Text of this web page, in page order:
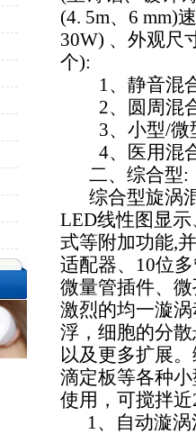
(4. 5m、 6 mm)
30W) 、外观尺
个):
1、静音混
2、圆周混
3、小型/微
4、医用混
二、综合型:
综合型旋涡
LED线性图显
式等附加功能,
适配器、 10位
微量管插件、
激烈的均一漩
浮，细胞的分
以及更多扩展
滴定板等各种
使用，可搅拌近
1、自动漩